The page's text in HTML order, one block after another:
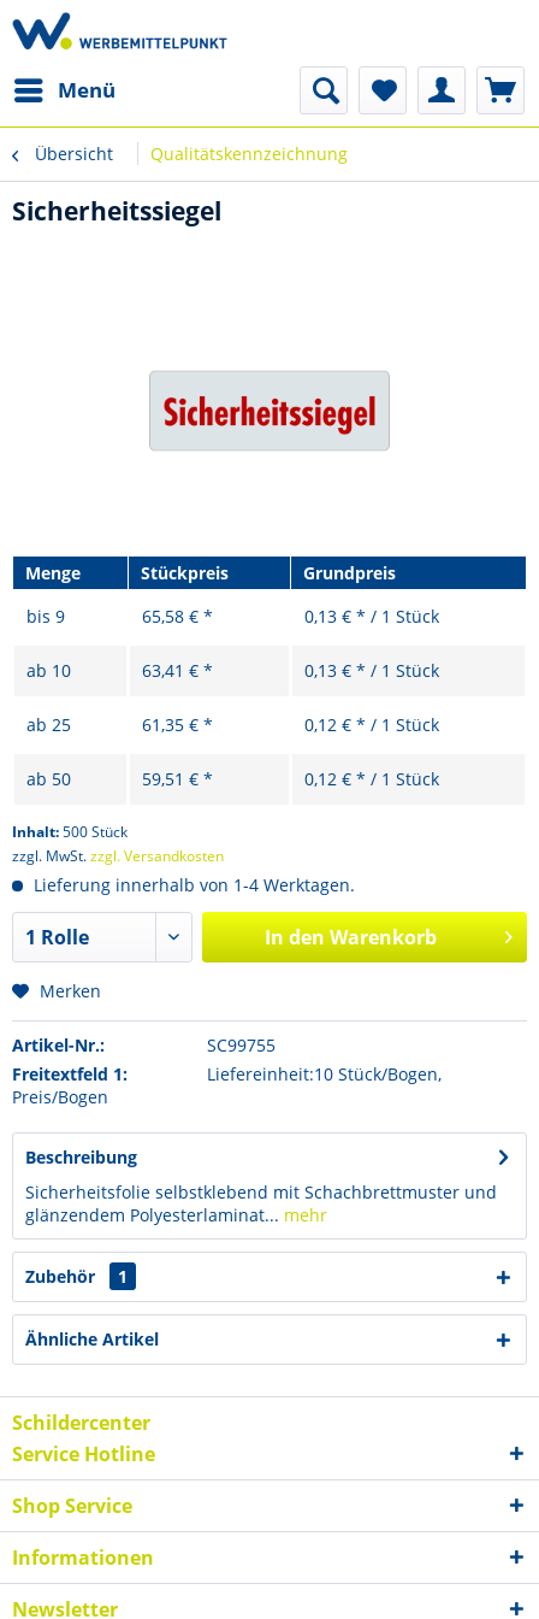
Menü
Übersicht Qualitätskennzeichnung
Sicherheitssiegel
Menge Stückpreis
Grundpreis
bis 9 65,58 € * 0,13 € * / 1 Stück
ab 10 63,41 € * 0,13 € * / 1 Stück
ab 25 61,35 € * 0,12 € * / 1 Stück
ab 50 59,51 € * 0,12 € * / 1 Stück
Inhalt:500 Stück
zzgl. MwSt.zzgl. Versandkosten
Lieferung innerhalb von 1-4 Werktagen.
In den Warenkorb
Merken
Artikel-Nr.:
SC99755
Freitextfeld 1:
Liefereinheit:10 Stück/Bogen,
Preis/Bogen
Beschreibung
Sicherheitsfolie selbstklebend mit Schachbrettmuster und
glänzendem Polyesterlaminat... mehr
Zubehör 1
Ähnliche Artikel
Schildercenter
Service Hotline
Shop Service
Informationen
Newsletter